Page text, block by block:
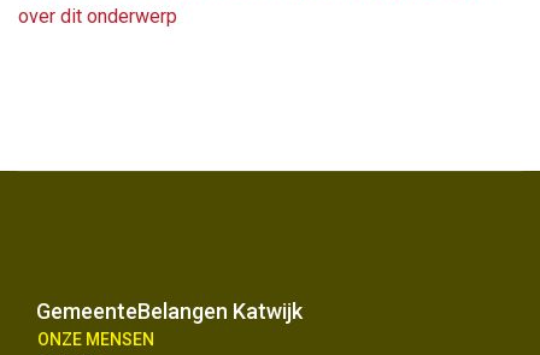
over dit onderwerp
GemeenteBelangen Katwijk
ONZE MENSEN